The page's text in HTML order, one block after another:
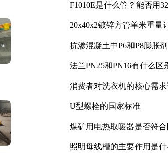
F1010E是什么管？能否用
20x40x2镀锌方管单米重量
抗渗混凝土中P6和P8膨胀
法兰PN25和PN16有什么区
消费者对洗衣机的核心需
U型螺栓的国家标准
煤矿用电热取暖器是否符
照明母线槽的主要作用是什